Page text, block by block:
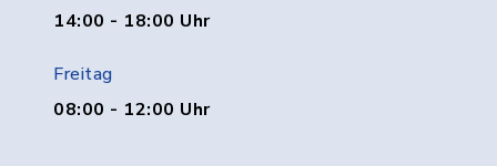
14:00 - 18:00 Uhr
Freitag
08:00 - 12:00 Uhr